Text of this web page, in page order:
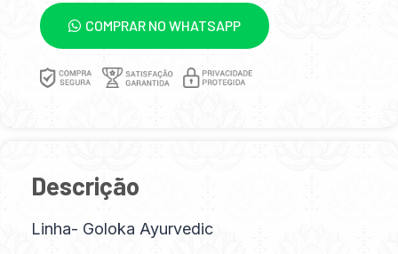
COMPRAR NO WHATSAPP
Descrição
Linha- Goloka Ayurvedic